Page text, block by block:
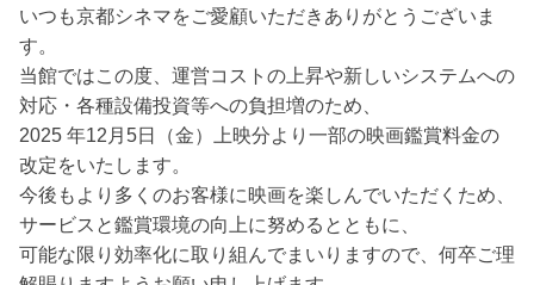
いつも京都シネマをご愛顧いただきありがとうございま
す。
当館ではこの度、運営コストの上昇や新しいシステムへの
対応・各種設備投資等への負担増のため、
2025 年12月5日（金）上映分より一部の映画鑑賞料金の
改定をいたします。
今後もより多くのお客様に映画を楽しんでいただくため、
サービスと鑑賞環境の向上に努めるとともに、
可能な限り効率化に取り組んでまいりますので、何卒ご理